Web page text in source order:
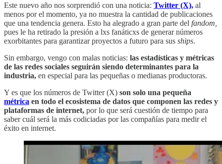
Este nuevo año nos sorprendió con una noticia: Twitter (X), al
menos por el momento, ya no muestra la cantidad de publicaciones
que una tendencia genera. Esto ha alegrado a gran parte del fandom,
pues le ha retirado la presión a lxs fanáticxs de generar números
exorbitantes para garantizar proyectos a futuro para sus ships.
Sin embargo, vengo con malas noticias: las estadísticas y métricas
de las redes sociales seguirán siendo determinantes para la
industria, en especial para las pequeñas o medianas productoras.
Y es que los números de Twitter (X) son solo una pequeña
métrica en todo el ecosistema de datos que componen las redes y
plataformas de internet, por lo que será cuestión de tiempo para
saber cuál será la más codiciadas por las compañías para medir el
éxito en internet.